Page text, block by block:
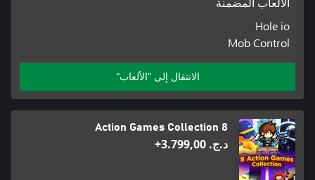
الألعاب المضمنة
Hole io
Mob Control
الانتقال إلى "الألعاب"
8 Action Games Collection
د.ج.‏ 3.799,00+